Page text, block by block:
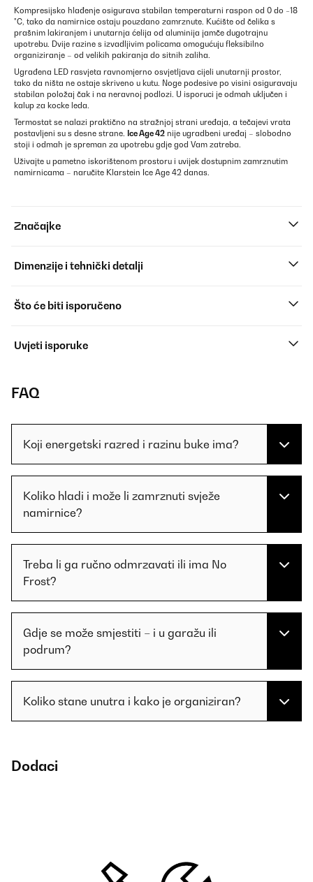
Kompresijsko hlađenje osigurava stabilan temperaturni raspon od 0 do −18
°C, tako da namirnice ostaju pouzdano zamrznute. Kućište od čelika s
prašnim lakiranjem i unutarnja ćelija od aluminija jamče dugotrajnu
upotrebu. Dvije razine s izvadljivim policama omogućuju fleksibilno
organiziranje – od velikih pakiranja do sitnih zaliha.
Ugrađena LED rasvjeta ravnomjerno osvjetljava cijeli unutarnji prostor,
tako da ništa ne ostaje skriveno u kutu. Noge podesive po visini osiguravaju
stabilan položaj čak i na neravnoj podlozi. U isporuci je odmah uključen i
kalup za kocke leda.
Termostat se nalazi praktično na stražnjoj strani uređaja, a tečajevi vrata
postavljeni su s desne strane. Ice Age 42 nije ugradbeni uređaj – slobodno
stoji i odmah je spreman za upotrebu gdje god Vam zatreba.
Uživajte u pametno iskorištenom prostoru i uvijek dostupnim zamrznutim
namirnicama – naručite Klarstein Ice Age 42 danas.
Značajke
Dimenzije i tehnički detalji
Što će biti isporučeno
Uvjeti isporuke
FAQ
Koji energetski razred i razinu buke ima?
Koliko hladi i može li zamrznuti svježe
namirnice?
Treba li ga ručno odmrzavati ili ima No
Frost?
Gdje se može smjestiti – i u garažu ili
podrum?
Koliko stane unutra i kako je organiziran?
Dodaci